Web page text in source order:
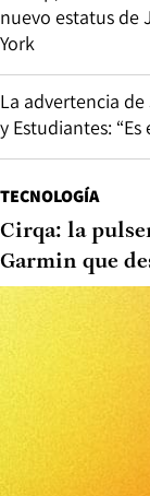
nuevo estatus de
York
La advertencia
y Estudiantes:
TECNOLOGÍA
Cirqa: la
Garmin que